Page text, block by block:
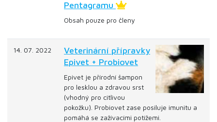
Pentagramu
Obsah pouze pro členy
14. 07. 2022
Veterinární přípravky
Epivet + Probiovet
Epivet je přírodní šampon
pro lesklou a zdravou srst
(vhodný pro citlivou
pokožku). Probiovet zase posiluje imunitu a
pomáhá se zažívacími potížemi.